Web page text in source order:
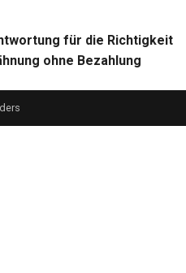
für die Richtigkeit
ohne Bezahlung